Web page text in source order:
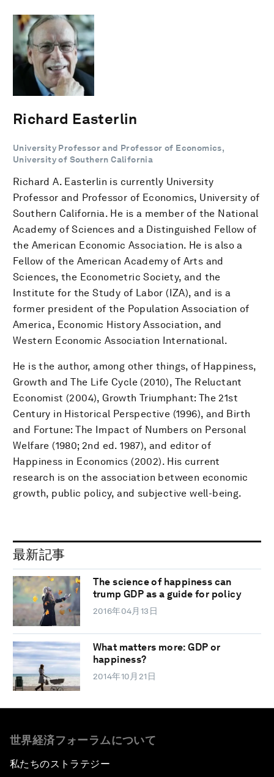
Richard Easterlin
University Professor and Professor of Economics,
University of Southern California
Richard A. Easterlin is currently University
Professor and Professor of Economics, University of
Southern California. He is a member of the National
Academy of Sciences and a Distinguished Fellow of
the American Economic Association. He is also a
Fellow of the American Academy of Arts and
Sciences, the Econometric Society, and the
Institute for the Study of Labor (IZA), and is a
former president of the Population Association of
America, Economic History Association, and
Western Economic Association International.
He is the author, among other things, of Happiness,
Growth and The Life Cycle (2010), The Reluctant
Economist (2004), Growth Triumphant: The 21st
Century in Historical Perspective (1996), and Birth
and Fortune: The Impact of Numbers on Personal
Welfare (1980; 2nd ed. 1987), and editor of
Happiness in Economics (2002). His current
research is on the association between economic
growth, public policy, and subjective well-being.
最新記事
The science of happiness can
trump GDP as a guide for policy
2016年04月13日
What matters more: GDP or
happiness?
2014年10月21日
世界経済フォーラムについて
私たちのストラテジー